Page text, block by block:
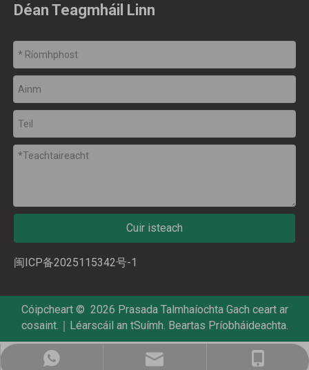
+86-181 4413 3314
prasada@prasada.cn
+86-181 4413 3314
Déan Teagmháil Linn
Cuir isteach
闽ICP备2025115342号-1
Cóipcheart © 2026 Prasada Talmhaíochta Gach ceart ar
cosaint.｜ Léarscáil an tSuímh Beartas Príobháideachta.